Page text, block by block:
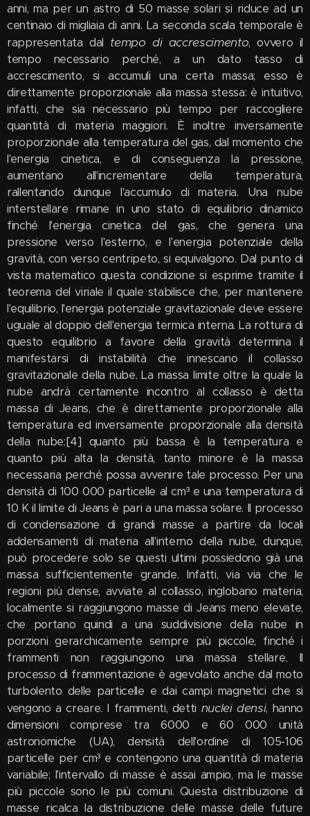
anni, ma per un astro di 50 masse solari si riduce ad un
centinaio di migliaia di anni. La seconda scala temporale è
rappresentata dal tempo di accrescimento, ovvero il
tempo necessario perché, a un dato tasso di
accrescimento, si accumuli una certa massa; esso è
direttamente proporzionale alla massa stessa: è intuitivo,
infatti, che sia necessario più tempo per raccogliere
quantità di materia maggiori. È inoltre inversamente
proporzionale alla temperatura del gas, dal momento che
l'energia cinetica, e di conseguenza la pressione,
aumentano all'incrementare della temperatura,
rallentando dunque l'accumulo di materia. Una nube
interstellare rimane in uno stato di equilibrio dinamico
finché l'energia cinetica del gas, che genera una
pressione verso l'esterno, e l'energia potenziale della
gravità, con verso centripeto, si equivalgono. Dal punto di
vista matematico questa condizione si esprime tramite il
teorema del viriale il quale stabilisce che, per mantenere
l'equilibrio, l'energia potenziale gravitazionale deve essere
uguale al doppio dell'energia termica interna. La rottura di
questo equilibrio a favore della gravità determina il
manifestarsi di instabilità che innescano il collasso
gravitazionale della nube. La massa limite oltre la quale la
nube andrà certamente incontro al collasso è detta
massa di Jeans, che è direttamente proporzionale alla
temperatura ed inversamente proporzionale alla densità
della nube:[4] quanto più bassa è la temperatura e
quanto più alta la densità, tanto minore è la massa
necessaria perché possa avvenire tale processo. Per una
densità di 100 000 particelle al cm³ e una temperatura di
10 K il limite di Jeans è pari a una massa solare. Il processo
di condensazione di grandi masse a partire da locali
addensamenti di materia all'interno della nube, dunque,
può procedere solo se questi ultimi possiedono già una
massa sufficientemente grande. Infatti, via via che le
regioni più dense, avviate al collasso, inglobano materia,
localmente si raggiungono masse di Jeans meno elevate,
che portano quindi a una suddivisione della nube in
porzioni gerarchicamente sempre più piccole, finché i
frammenti non raggiungono una massa stellare. Il
processo di frammentazione è agevolato anche dal moto
turbolento delle particelle e dai campi magnetici che si
vengono a creare. I frammenti, detti nuclei densi, hanno
dimensioni comprese tra 6000 e 60 000 unità
astronomiche (UA), densità dell'ordine di 105-106
particelle per cm³ e contengono una quantità di materia
variabile; l'intervallo di masse è assai ampio, ma le masse
più piccole sono le più comuni. Questa distribuzione di
masse ricalca la distribuzione delle masse delle future